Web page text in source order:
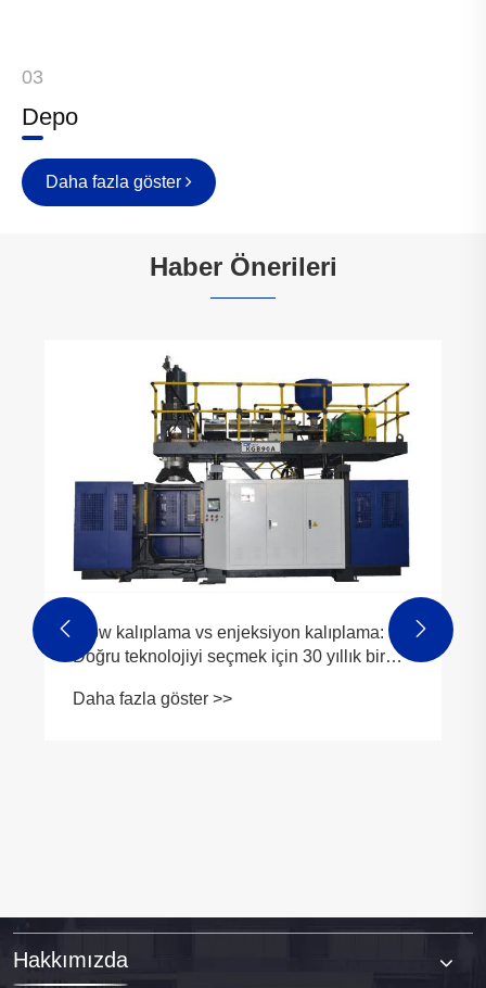
03
Depo
Daha fazla göster
Haber Önerileri
Blow kalıplama vs enjeksiyon kalıplama:
Doğru teknolojiyi seçmek için 30 yıllık bir
Daha fazla göster >>
 
Hakkımızda